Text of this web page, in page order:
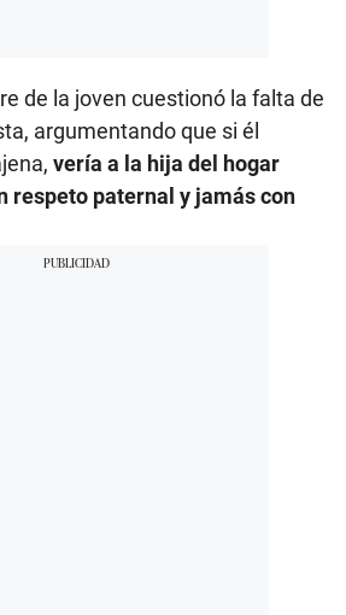
de la joven cuestionó la falta de
argumentando que si él
vería a la hija del hogar
respeto paternal y jamás con